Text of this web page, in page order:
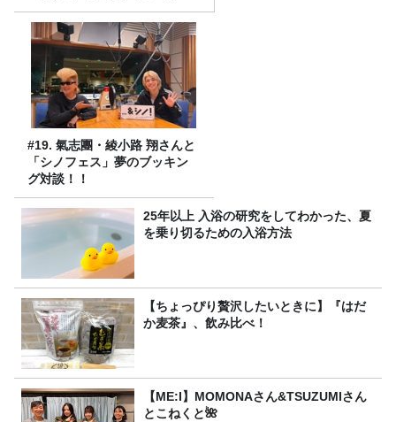
らう」
#19. 氣志團・綾小路 翔さんと
「シノフェス」夢のブッキン
グ対談！！
25年以上 入浴の研究をしてわかった、夏
を乗り切るための入浴方法
【ちょっぴり贅沢したいときに】『はだ
か麦茶』、飲み比べ！
【ME:I】MOMONAさん&TSUZUMIさん
とこねくと🌺